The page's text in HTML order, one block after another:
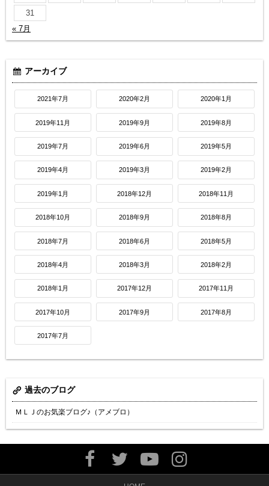
31
« 7月
アーカイブ
2021年7月 2020年2月 2020年1月
2019年11月 2019年9月 2019年8月
2019年7月 2019年6月 2019年5月
2019年4月 2019年3月 2019年2月
2019年1月 2018年12月 2018年11月
2018年10月 2018年9月 2018年8月
2018年7月 2018年6月 2018年5月
2018年4月 2018年3月 2018年2月
2018年1月 2017年12月 2017年11月
2017年10月 2017年9月 2017年8月
2017年7月
過去のブログ
ＭＬＪのお気楽ブログ♪（アメブロ）